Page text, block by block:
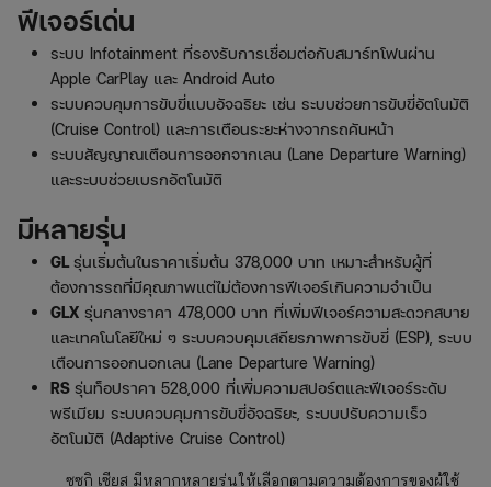
ฟีเจอร์เด่น
ระบบ Infotainment ที่รองรับการเชื่อมต่อกับสมาร์ทโฟนผ่าน
Apple CarPlay และ Android Auto
ระบบควบคุมการขับขี่แบบอัจฉริยะ เช่น ระบบช่วยการขับขี่อัตโนมัติ
(Cruise Control) และการเตือนระยะห่างจากรถคันหน้า
ระบบสัญญาณเตือนการออกจากเลน (Lane Departure Warning)
และระบบช่วยเบรกอัตโนมัติ
มีหลายรุ่น
GL รุ่นเริ่มต้นในราคาเริ่มต้น 378,000 บาท เหมาะสำหรับผู้ที่
ต้องการรถที่มีคุณภาพแต่ไม่ต้องการฟีเจอร์เกินความจำเป็น
GLX รุ่นกลางราคา 478,000 บาท ที่เพิ่มฟีเจอร์ความสะดวกสบาย
และเทคโนโลยีใหม่ ๆ ระบบควบคุมเสถียรภาพการขับขี่ (ESP), ระบบ
เตือนการออกนอกเลน (Lane Departure Warning)
RS รุ่นท็อปราคา 528,000 ที่เพิ่มความสปอร์ตและฟีเจอร์ระดับ
พรีเมียม ระบบควบคุมการขับขี่อัจฉริยะ, ระบบปรับความเร็ว
อัตโนมัติ (Adaptive Cruise Control)
ซูซูกิ เซียส มีหลากหลายรุ่นให้เลือกตามความต้องการของผู้ใช้